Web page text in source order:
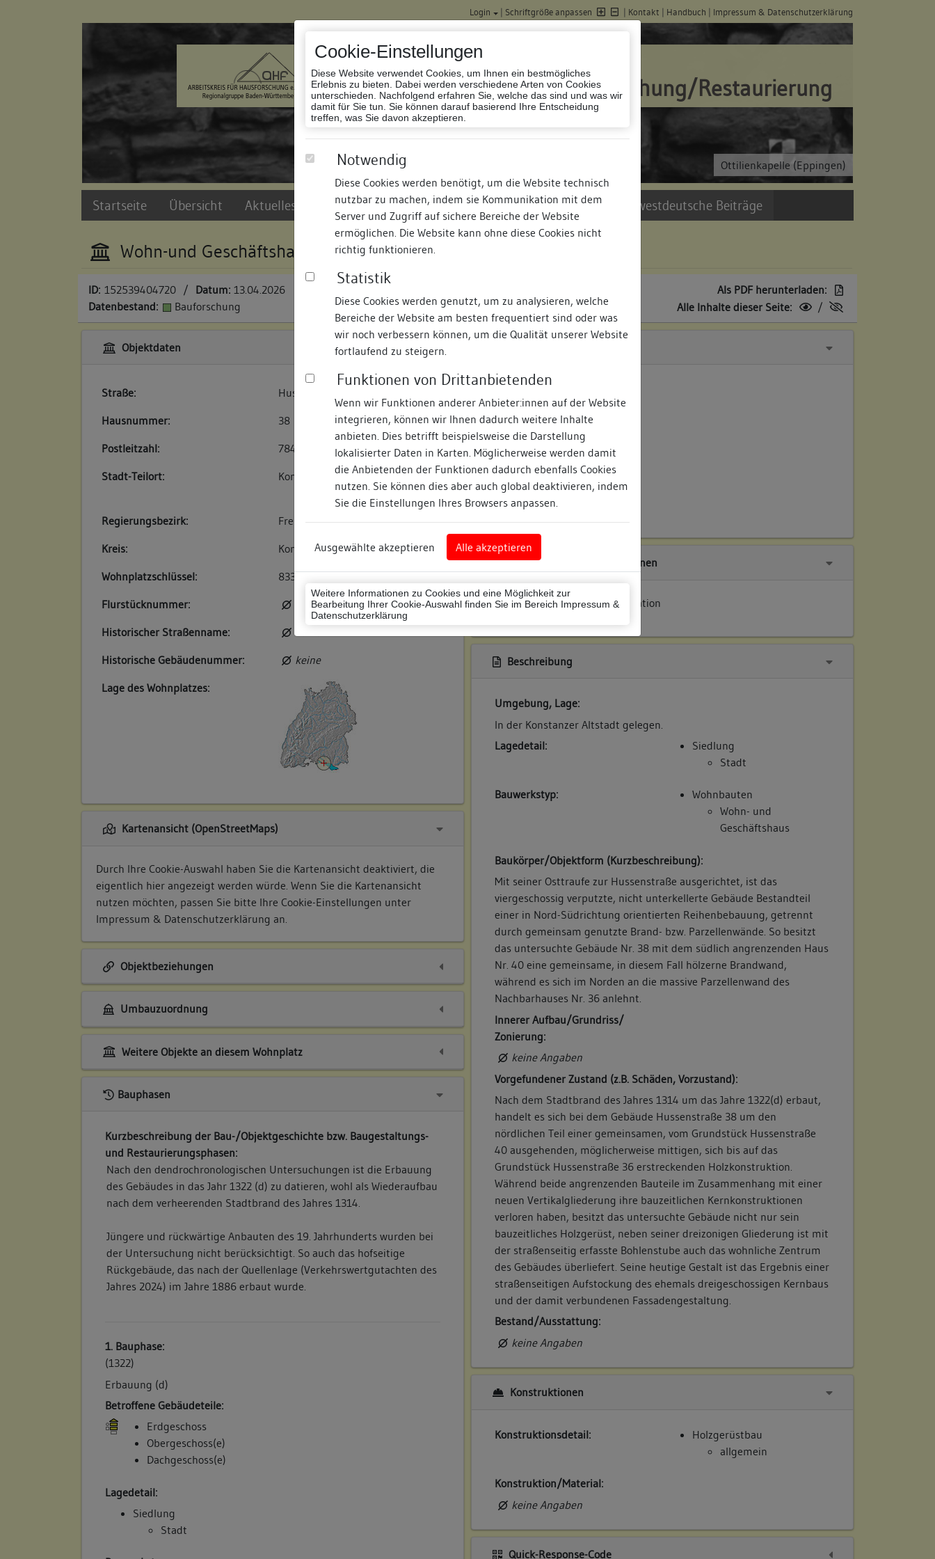
Cookie-Einstellungen
Diese Website verwendet Cookies, um Ihnen ein bestmögliches
Erlebnis zu bieten. Dabei werden verschiedene Arten von Cookies
unterschieden. Nachfolgend erfahren Sie, welche das sind und was wir
damit für Sie tun. Sie können darauf basierend Ihre Entscheidung
treffen, was Sie davon akzeptieren.
Notwendig
Diese Cookies werden benötigt, um die Website technisch
nutzbar zu machen, indem sie Kommunikation mit dem
Server und Zugriff auf sichere Bereiche der Website
ermöglichen. Die Website kann ohne diese Cookies nicht
richtig funktionieren.
Statistik
Diese Cookies werden genutzt, um zu analysieren, welche
Bereiche der Website am besten frequentiert sind oder was
wir noch verbessern können, um die Qualität unserer Website
fortlaufend zu steigern.
Funktionen von Drittanbietenden
Wenn wir Funktionen anderer Anbieter:innen auf der Website
integrieren, können wir Ihnen dadurch weitere Inhalte
anbieten. Dies betrifft beispielsweise die Darstellung
lokalisierter Daten in Karten. Möglicherweise werden damit
die Anbietenden der Funktionen dadurch ebenfalls Cookies
nutzen. Sie können dies aber auch global deaktivieren, indem
Sie die Einstellungen Ihres Browsers anpassen.
Ausgewählte akzeptieren Alle akzeptieren
Weitere Informationen zu Cookies und eine Möglichkeit zur
Bearbeitung Ihrer Cookie-Auswahl finden Sie im Bereich Impressum &
Datenschutzerklärung
Login | Schriftgröße anpassen | Kontakt | Handbuch | Impressum & Datenschutzerklärung
Ottilienkapelle (Eppingen)
Datenbank Bauforschung/Restaurierung
Startseite Übersicht Aktuelles und Termine Suche Freie Bauforscher:innen Südwestdeutsche Beiträge
Wohn-und Geschäftshaus
ID: 152539404720 / Datum: 13.04.2026
Datenbestand:
Bauforschung
Als PDF herunterladen:
Alle Inhalte dieser Seite:
/
Objektdaten
Straße:
Hussenstraße
Hausnummer:
38
Postleitzahl:
78462
Stadt-Teilort:
Konstanz
Regierungsbezirk:
Freiburg
Kreis:
Konstanz (Landkreis)
Wohnplatzschlüssel:
8335043012
Flurstücknummer:
keine
Historischer Straßenname:
keiner
Historische Gebäudenummer:
keine
Lage des Wohnplatzes:
Kartenansicht (OpenStreetMaps)
Durch Ihre Cookie-Auswahl haben Sie die Kartenansicht deaktiviert, die
eigentlich hier angezeigt werden würde. Wenn Sie die Kartenansicht
nutzen möchten, passen Sie bitte Ihre Cookie-Einstellungen unter
Impressum & Datenschutzerklärung an.
Objektbeziehungen
Umbauzuordnung
Weitere Objekte an diesem Wohnplatz
Bauphasen
Kurzbeschreibung der Bau-/Objektgeschichte bzw. Baugestaltungs-
und Restaurierungsphasen:
Nach den dendrochronologischen Untersuchungen ist die Erbauung
des Gebäudes in das Jahr 1322 (d) zu datieren, wohl als Wiederaufbau
nach dem verheerenden Stadtbrand des Jahres 1314.
Jüngere und rückwärtige Anbauten des 19. Jahrhunderts wurden bei
der Untersuchung nicht berücksichtigt. So auch das hofseitige
Rückgebäude, das nach der Quellenlage (Verkehrswertgutachten des
Jahres 2024) im Jahre 1886 erbaut wurde.
1. Bauphase:
(1322)
Erbauung (d)
Betroffene Gebäudeteile:
Erdgeschoss
Obergeschoss(e)
Dachgeschoss(e)
Lagedetail:
Siedlung
Stadt
Zugeordnete Dokumentationen
Bauhistorische Dokumentation
Beschreibung
Umgebung, Lage:
In der Konstanzer Altstadt gelegen.
Lagedetail:
Siedlung
Stadt
Bauwerkstyp:
Wohnbauten
Wohn- und
Geschäftshaus
Baukörper/Objektform (Kurzbeschreibung):
Mit seiner Osttraufe zur Hussenstraße ausgerichtet, ist das
viergeschossig verputzte, nicht unterkellerte Gebäude Bestandteil
einer in Nord-Südrichtung orientierten Reihenbebauung, getrennt
durch gemeinsam genutzte Brand- bzw. Parzellenwände. So besitzt
das untersuchte Gebäude Nr. 38 mit dem südlich angrenzenden Haus
Nr. 40 eine gemeinsame, in diesem Fall hölzerne Brandwand,
während es sich im Norden an die massive Parzellenwand des
Nachbarhauses Nr. 36 anlehnt.
Innerer Aufbau/Grundriss/
Zonierung:
keine Angaben
Vorgefundener Zustand (z.B. Schäden, Vorzustand):
Nach dem Stadtbrand des Jahres 1314 um das Jahre 1322(d) erbaut,
handelt es sich bei dem Gebäude Hussenstraße 38 um den
nördlichen Teil einer gemeinsamen, vom Grundstück Hussenstraße
40 ausgehenden, möglicherweise mittigen, sich bis auf das
Grundstück Hussenstraße 36 erstreckenden Holzkonstruktion.
Während beide angrenzenden Bauteile im Zusammenhang mit einer
neuen Vertikalgliederung ihre bauzeitlichen Kernkonstruktionen
verloren haben, besitzt das untersuchte Gebäude nicht nur sein
bauzeitliches Holzgerüst, neben seiner dreizonigen Gliederung ist mit
der straßenseitig erfasste Bohlenstube auch das wohnliche Zentrum
des Gebäudes überliefert. Seine heutige Gestalt ist das Ergebnis einer
straßenseitigen Aufstockung des ehemals dreigeschossigen Kernbaus
und der damit verbundenen Fassadengestaltung.
Bestand/Ausstattung:
keine Angaben
Konstruktionen
Konstruktionsdetail:
Holzgerüstbau
allgemein
Konstruktion/Material:
keine Angaben
Quick-Response-Code